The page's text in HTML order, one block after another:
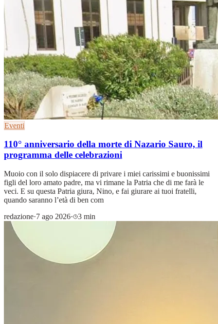
Eventi
110° anniversario della morte di Nazario Sauro, il
programma delle celebrazioni
Muoio con il solo dispiacere di privare i miei carissimi e buonissimi
figli del loro amato padre, ma vi rimane la Patria che di me farà le
veci. E su questa Patria giura, Nino, e fai giurare ai tuoi fratelli,
quando saranno l’età di ben com
redazione·7 ago 2026· 3 min